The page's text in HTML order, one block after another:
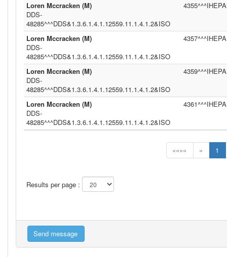
«««« « 1
Results per page :
Loren Mccracken (M)
DDS-
48285^^^DDS&1.3.6.1.4.1.12559.11.1.4.1.2&ISO
Loren Mccracken (M)
DDS-
48285^^^DDS&1.3.6.1.4.1.12559.11.1.4.1.2&ISO
Loren Mccracken (M)
DDS-
48285^^^DDS&1.3.6.1.4.1.12559.11.1.4.1.2&ISO
Loren Mccracken (M)
DDS-
48285^^^DDS&1.3.6.1.4.1.12559.11.1.4.1.2&ISO